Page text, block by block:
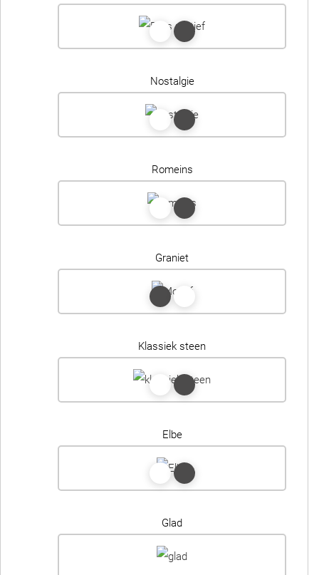
Nostalgie
Romeins
Graniet
Klassiek steen
Elbe
Glad